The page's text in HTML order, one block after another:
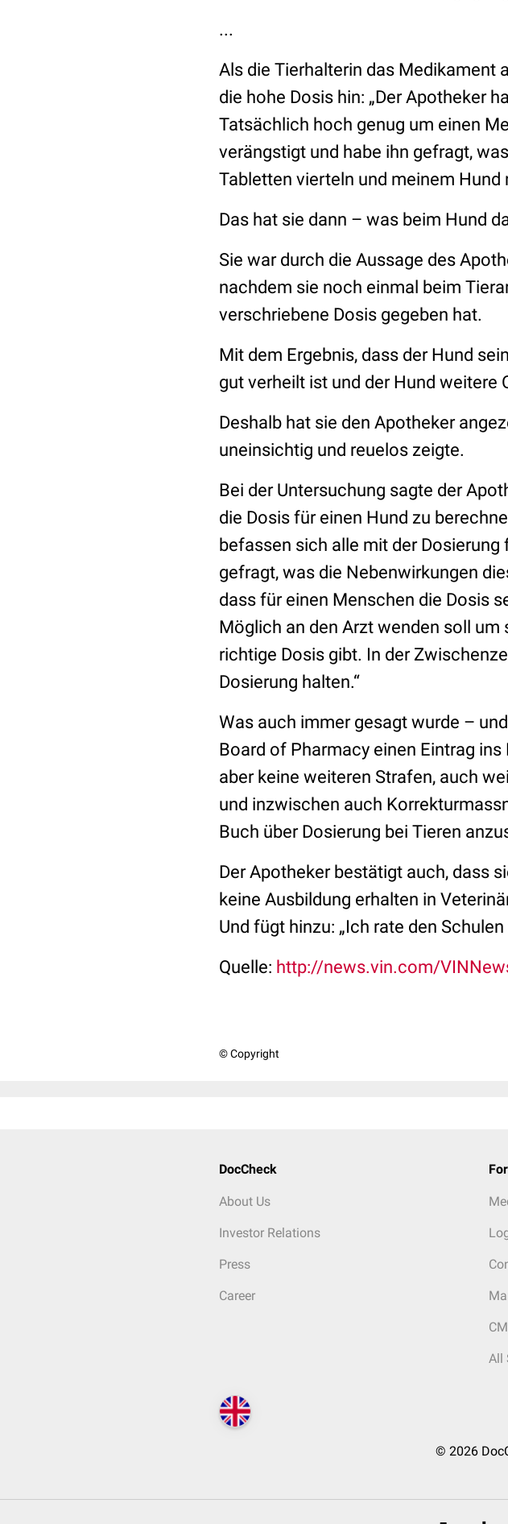
...
Als die Tierhalterin das Medikament
die hohe Dosis hin: „Der Apotheker
Tatsächlich hoch genug um einen
verängstigt und habe ihn gefragt,
Tabletten vierteln und meinem Hund
Das hat sie dann – was beim Hund
Sie war durch die Aussage des
nachdem sie noch einmal beim
verschriebene Dosis gegeben hat.
Mit dem Ergebnis, dass der Hund
gut verheilt ist und der Hund weitere
Deshalb hat sie den Apotheker
uneinsichtig und reuelos zeigte.
Bei der Untersuchung sagte der
die Dosis für einen Hund zu
befassen sich alle mit der
gefragt, was die Nebenwirkungen
dass für einen Menschen die Dosis
Möglich an den Arzt wenden soll um
richtige Dosis gibt. In der
Dosierung halten.“
Was auch immer gesagt wurde –
Board of Pharmacy einen Eintrag
aber keine weiteren Strafen, auch
und inzwischen auch
Buch über Dosierung bei Tieren
Der Apotheker bestätigt auch, dass
keine Ausbildung erhalten in
Und fügt hinzu: „Ich rate den
Quelle: http://news.vin.com/
© Copyright
DocCheck
About Us
Investor Relations
Press
Career
All
© 2026